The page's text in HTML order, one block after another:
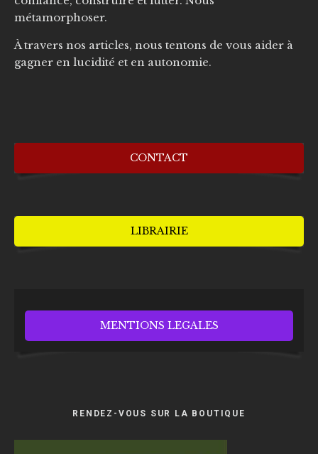
métamorphoser.
À travers nos articles, nous tentons de vous aider à
gagner en lucidité et en autonomie.
CONTACT
LIBRAIRIE
MENTIONS LEGALES
RENDEZ-VOUS SUR LA BOUTIQUE